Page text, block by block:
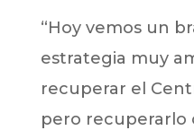
“Hoy vemos un
estrategia muy
recuperar el
pero recuperarlo